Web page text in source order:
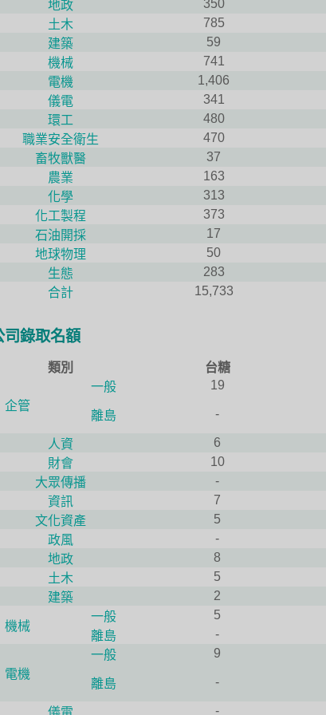
地政 350
土木
785
建築
59
機械
741
電機
1,406
儀電
341
環工
480
職業安全衛生
470
畜牧獸醫
37
農業
163
化學
313
化工製程
373
石油開採
17
地球物理
50
生態
283
合計
15,733
司錄取名額
類別 台糖
企管
一般 19
離島 -
人資 6
財會
10
大眾傳播
-
資訊
7
文化資產
5
政風
-
地政
8
土木
5
建築
2
機械
一般 5
離島
-
電機
一般 9
離島 -
儀電 -